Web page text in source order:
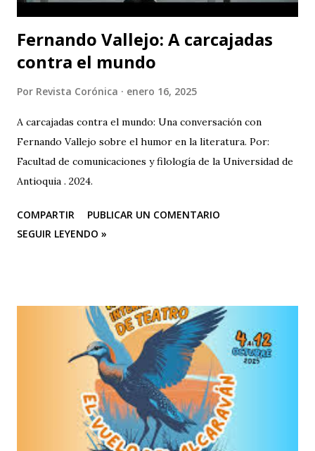
Fernando Vallejo: A carcajadas
contra el mundo
Por Revista Corónica enero 16, 2025
A carcajadas contra el mundo: Una conversación con
Fernando Vallejo sobre el humor en la literatura. Por:
Facultad de comunicaciones y filología de la Universidad de
Antioquia . 2024.
COMPARTIR
PUBLICAR UN COMENTARIO
SEGUIR LEYENDO »